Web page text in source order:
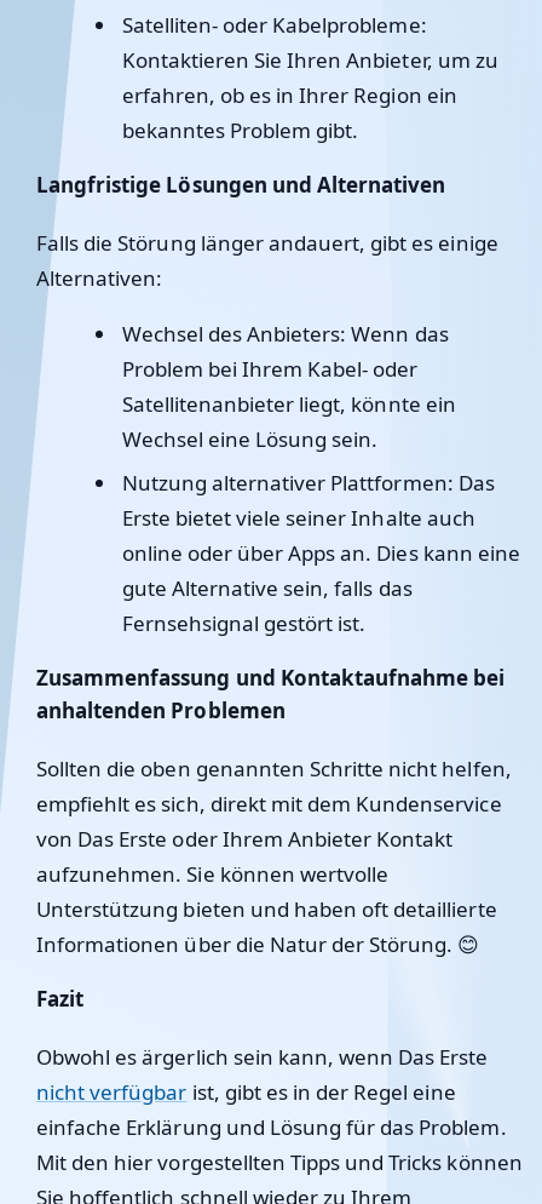
Satelliten- oder Kabelprobleme:
Kontaktieren Sie Ihren Anbieter, um zu
erfahren, ob es in Ihrer Region ein
bekanntes Problem gibt.
Langfristige Lösungen und Alternativen
Falls die Störung länger andauert, gibt es einige
Alternativen:
Wechsel des Anbieters: Wenn das
Problem bei Ihrem Kabel- oder
Satellitenanbieter liegt, könnte ein
Wechsel eine Lösung sein.
Nutzung alternativer Plattformen: Das
Erste bietet viele seiner Inhalte auch
online oder über Apps an. Dies kann eine
gute Alternative sein, falls das
Fernsehsignal gestört ist.
Zusammenfassung und Kontaktaufnahme bei
anhaltenden Problemen
Sollten die oben genannten Schritte nicht helfen,
empfiehlt es sich, direkt mit dem Kundenservice
von Das Erste oder Ihrem Anbieter Kontakt
aufzunehmen. Sie können wertvolle
Unterstützung bieten und haben oft detaillierte
Informationen über die Natur der Störung. 😊
Fazit
Obwohl es ärgerlich sein kann, wenn Das Erste
nicht verfügbar ist, gibt es in der Regel eine
einfache Erklärung und Lösung für das Problem.
Mit den hier vorgestellten Tipps und Tricks können
Sie hoffentlich schnell wieder zu Ihrem